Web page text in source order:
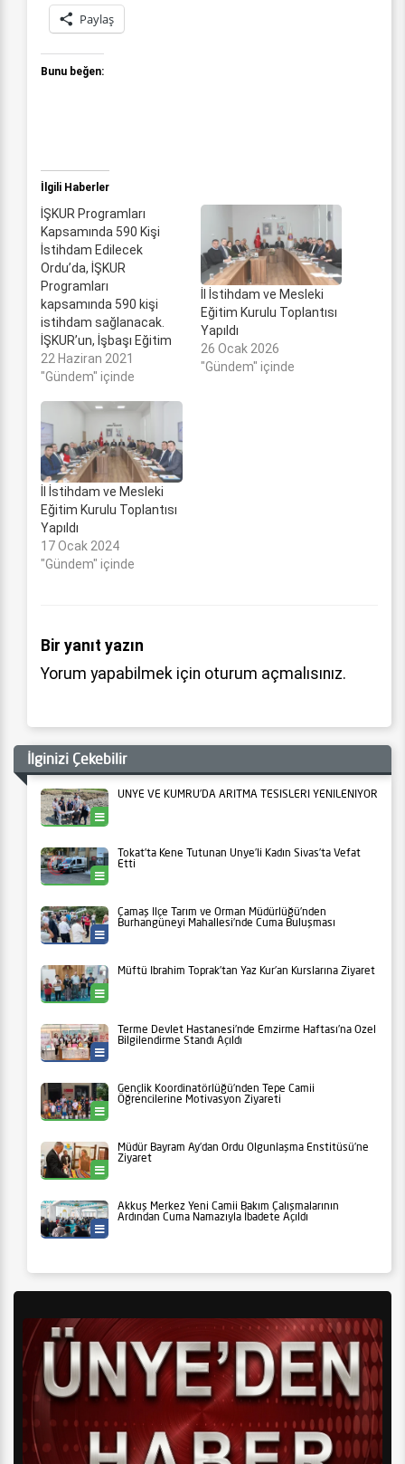
Paylaş
Bunu beğen:
İlgili Haberler
İŞKUR Programları
Kapsamında 590 Kişi
İstihdam Edilecek
Ordu’da, İŞKUR
Programları
kapsamında 590 kişi
istihdam sağlanacak.
İŞKUR’un, İşbaşı Eğitim
Programı, Mesleki
Eğitim Kursu, Mesleki
kapsamında istihdam
edilmek üzere Ordu
Çalışma ve İş Kurumu
Müdürlüğü ile Ordu’da
faaliyet gösteren 14
işletme arasında
protokol imzalandı. 14
işletmede istihdam
edilecek olan toplam
590 kişi için düzenlenen
22 Haziran 2021
"Gündem" içinde
İl İstihdam ve Mesleki
Eğitim Kurulu Toplantısı
Yapıldı
26 Ocak 2026
"Gündem" içinde
İl İstihdam ve Mesleki
Eğitim Kurulu Toplantısı
Yapıldı
17 Ocak 2024
"Gündem" içinde
Bir yanıt yazın
Yorum yapabilmek için oturum açmalısınız.
İlginizi Çekebilir
ÜNYE VE KUMRU’DA ARITMA TESİSLERİ YENİLENİYOR
Tokat’ta Kene Tutunan Ünye’li Kadın Sivas’ta Vefat
Etti
Çamaş İlçe Tarım ve Orman Müdürlüğü’nden
Burhangüneyi Mahallesi’nde Cuma Buluşması
Müftü İbrahim Toprak’tan Yaz Kur’an Kurslarına Ziyaret
Terme Devlet Hastanesi’nde Emzirme Haftası’na Özel
Bilgilendirme Standı Açıldı
Gençlik Koordinatörlüğü’nden Tepe Camii
Öğrencilerine Motivasyon Ziyareti
Müdür Bayram Ay’dan Ordu Olgunlaşma Enstitüsü’ne
Ziyaret
Akkuş Merkez Yeni Camii Bakım Çalışmalarının
Ardından Cuma Namazıyla İbadete Açıldı